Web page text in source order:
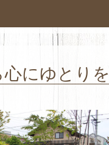
にゆとりを